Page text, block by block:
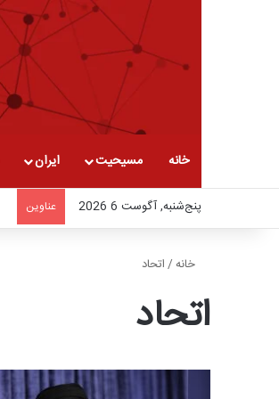
خانه مسیحیت ایران
پنج‌شنبه, آگوست 6 2026 عناوین
خانه/اتحاد
اتحاد